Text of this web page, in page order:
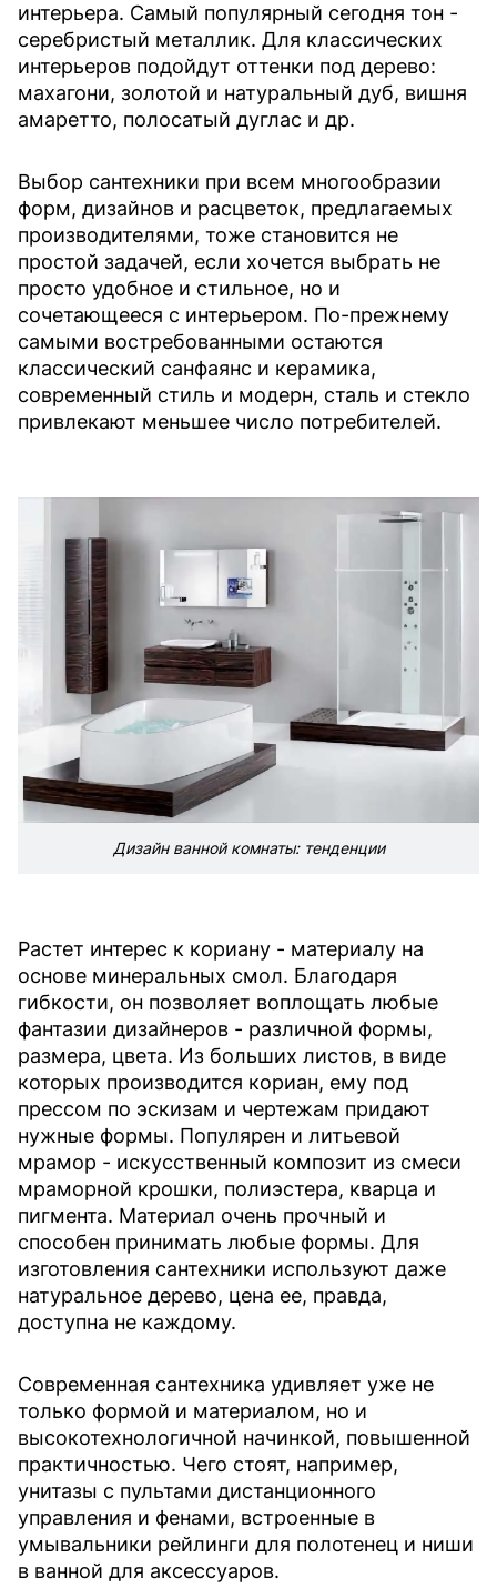
интерьера. Самый популярный сегодня тон -
серебристый металлик. Для классических
интерьеров подойдут оттенки под дерево:
махагони, золотой и натуральный дуб, вишня
амаретто, полосатый дуглас и др.
Выбор сантехники при всем многообразии
форм, дизайнов и расцветок, предлагаемых
производителями, тоже становится не
простой задачей, если хочется выбрать не
просто удобное и стильное, но и
сочетающееся с интерьером. По-прежнему
самыми востребованными остаются
классический санфаянс и керамика,
современный стиль и модерн, сталь и стекло
привлекают меньшее число потребителей.
Дизайн ванной комнаты: тенденции
Растет интерес к кориану - материалу на
основе минеральных смол. Благодаря
гибкости, он позволяет воплощать любые
фантазии дизайнеров - различной формы,
размера, цвета. Из больших листов, в виде
которых производится кориан, ему под
прессом по эскизам и чертежам придают
нужные формы. Популярен и литьевой
мрамор - искусственный композит из смеси
мраморной крошки, полиэстера, кварца и
пигмента. Материал очень прочный и
способен принимать любые формы. Для
изготовления сантехники используют даже
натуральное дерево, цена ее, правда,
доступна не каждому.
Современная сантехника удивляет уже не
только формой и материалом, но и
высокотехнологичной начинкой, повышенной
практичностью. Чего стоят, например,
унитазы с пультами дистанционного
управления и фенами, встроенные в
умывальники рейлинги для полотенец и ниши
в ванной для аксессуаров.